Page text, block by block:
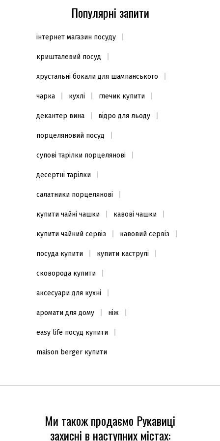
Популярні запити
інтернет магазин посуду
кришталевий посуд
хрустальні бокали для шампанського
чарка кухлі глечик купити
декантер вина відро для льоду
порцеляновий посуд
супові тарілки порцелянові
десертні тарілки
салатники порцелянові
купити чайні чашки кавові чашки
купити чайний сервіз кавовий сервіз
посуда купити купити каструлі
сковорода купити
аксесуари для кухні
аромати для дому ніж
easy life посуд купити
maison berger купити
Ми також продаємо Рукавиці
захисні в наступних містах: